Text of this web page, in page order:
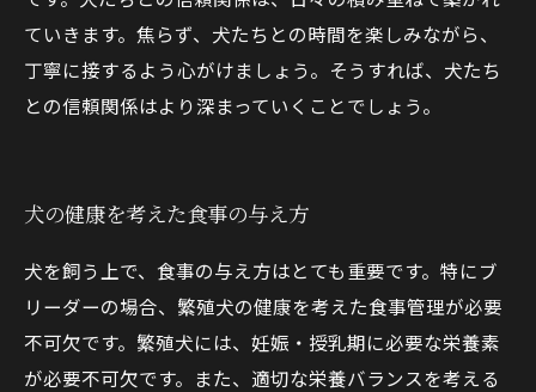
ていきます。焦らず、犬たちとの時間を楽しみながら、
丁寧に接するよう心がけましょう。そうすれば、犬たち
との信頼関係はより深まっていくことでしょう。
犬の健康を考えた食事の与え方
犬を飼う上で、食事の与え方はとても重要です。特にブ
リーダーの場合、繁殖犬の健康を考えた食事管理が必要
不可欠です。繁殖犬には、妊娠・授乳期に必要な栄養素
が必要不可欠です。また、適切な栄養バランスを考える